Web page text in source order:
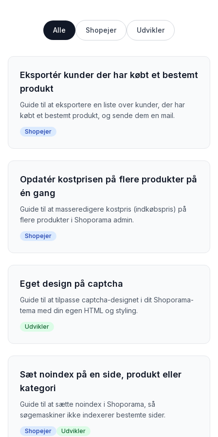
Alle Shopejer Udvikler
Eksportér kunder der har købt et bestemt
produkt
Guide til at eksportere en liste over kunder, der har
købt et bestemt produkt, og sende dem en mail.
Shopejer
Opdatér kostprisen på flere produkter på
én gang
Guide til at masseredigere kostpris (indkøbspris) på
flere produkter i Shoporama admin.
Shopejer
Eget design på captcha
Guide til at tilpasse captcha-designet i dit Shoporama-
tema med din egen HTML og styling.
Udvikler
Sæt noindex på en side, produkt eller
kategori
Guide til at sætte noindex i Shoporama, så
søgemaskiner ikke indexerer bestemte sider.
Shopejer Udvikler